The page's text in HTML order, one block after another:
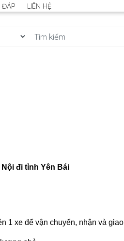
ĐÁP LIÊN HỆ
đi tỉnh Yên Bái
1 xe để vận chuyển, nhận và